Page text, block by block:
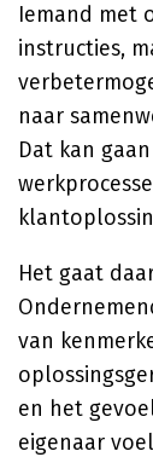
Iemand met
instructies,
naar
Dat kan
Het gaat
van
en het
eigenaar